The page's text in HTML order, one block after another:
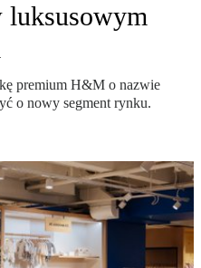
luksusowym
premium H&M o nazwie
o nowy segment rynku.